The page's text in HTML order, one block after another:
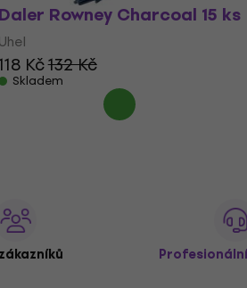
Daler Rowney Charcoal 15 ks
Uhel
Kč132 Kč
Skladem